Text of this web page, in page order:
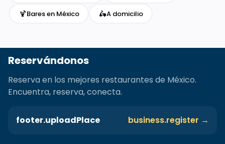
🍹Bares en México 🛵A domicilio
Reservándonos
Reserva en los mejores restaurantes de México.
Encuentra, reserva, conecta.
footer.uploadPlace business.register →